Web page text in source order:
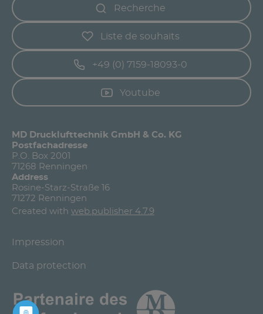
Recherche
Liste de souhaits
+49 (0) 7159-18093-0
Youtube
MD Drucklufttechnik GmbH & Co. KG
Postfachadresse
P.O. Box 2001
71268 Renningen
Address
Rosine-Starz-Straße 16
71272 Renningen
Created with web.publisher 4.7.9
Impression
Data protection